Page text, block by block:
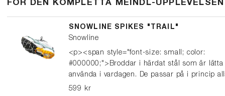
FÖR DEN KOMPLETTA MEINDL-UPPLEVELSEN
SNOWLINE SPIKES "TRAIL"
Snowline
<p><span style="font-size: small; color:
#000000;">Broddar i härdat stål som är lätta
använda i vardagen. De passar på i princip
typer av skor, från sneakers och vinterskor till
599 kr